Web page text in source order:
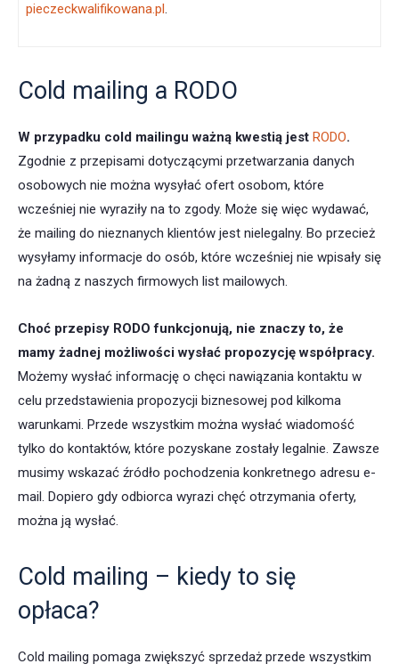
pieczeckwalifikowana.pl .
Cold mailing a RODO
W przypadku cold mailingu ważną kwestią jest RODO.
Zgodnie z przepisami dotyczącymi przetwarzania danych
osobowych nie można wysyłać ofert osobom, które
wcześniej nie wyraziły na to zgody. Może się więc wydawać,
że mailing do nieznanych klientów jest nielegalny. Bo przecież
wysyłamy informacje do osób, które wcześniej nie wpisały się
na żadną z naszych firmowych list mailowych.
Choć przepisy RODO funkcjonują, nie znaczy to, że
mamy żadnej możliwości wysłać propozycję współpracy.
Możemy wysłać informację o chęci nawiązania kontaktu w
celu przedstawienia propozycji biznesowej pod kilkoma
warunkami. Przede wszystkim można wysłać wiadomość
tylko do kontaktów, które pozyskane zostały legalnie. Zawsze
musimy wskazać źródło pochodzenia konkretnego adresu e-
mail. Dopiero gdy odbiorca wyrazi chęć otrzymania oferty,
można ją wysłać.
Cold mailing – kiedy to się
opłaca?
Cold mailing pomaga zwiększyć sprzedaż przede wszystkim